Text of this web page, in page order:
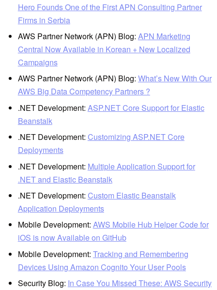
Hero Founds One of the First APN Consulting Partner
Firms in Serbia
AWS Partner Network (APN) Blog: APN Marketing
Central Now Available in Korean + New Localized
Campaigns
AWS Partner Network (APN) Blog: What’s New With Our
AWS Big Data Competency Partners ?
.NET Development: ASP.NET Core Support for Elastic
Beanstalk
.NET Development: Customizing ASP.NET Core
Deployments
.NET Development: Multiple Application Support for
.NET and Elastic Beanstalk
.NET Development: Custom Elastic Beanstalk
Application Deployments
Mobile Development: AWS Mobile Hub Helper Code for
iOS is now Available on GitHub
Mobile Development: Tracking and Remembering
Devices Using Amazon Cognito Your User Pools
Security Blog: In Case You Missed These: AWS Security